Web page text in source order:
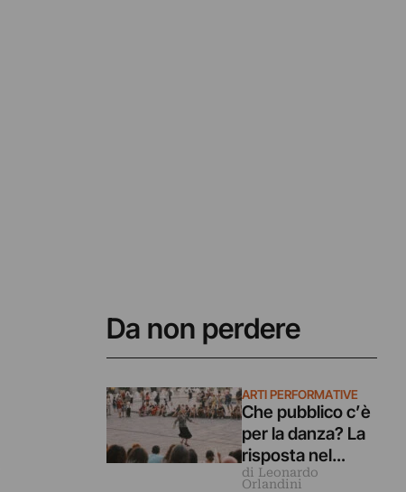
Da non perdere
ARTI PERFORMATIVE
Che pubblico c’è
per la danza? La
risposta nel
reportage del
di Leonardo
Orlandini